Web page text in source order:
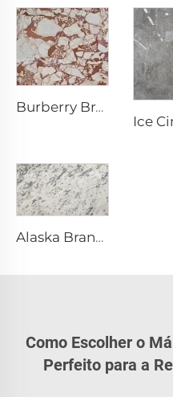
Burberry Branco Mármore de Pedra Natural com Padrão Irregular Vermelho-Acastanhado
Alaska Branco Branco Mármore de Pedra Natural com Textura Fragmentada Acinzentada e Manchada
Como Escolher o
Perfeito para a